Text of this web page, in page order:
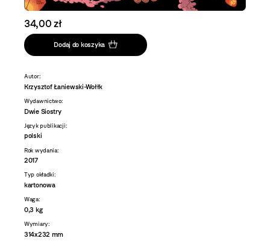
34,00 zł
Dodaj do koszyka
Autor:
Krzysztof Łaniewski-Wołłk
Wydawnictwo:
Dwie Siostry
Język publikacji:
polski
Rok wydania:
2017
Typ okładki:
kartonowa
Waga:
0,3 kg
Wymiary:
314x232 mm